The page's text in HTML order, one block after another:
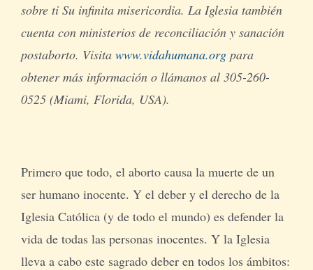
sobre ti Su infinita misericordia. La Iglesia también
cuenta con ministerios de reconciliación y sanación
postaborto. Visita www.vidahumana.orgpara
obtener más información o llámanos al 305-260-
0525 (Miami, Florida, USA).
Primero que todo, el aborto causa la muerte de un
ser humano inocente. Y el deber y el derecho de la
Iglesia Católica (y de todo el mundo) es defender la
vida de todas las personas inocentes. Y la Iglesia
lleva a cabo este sagrado deber en todos los ámbitos: